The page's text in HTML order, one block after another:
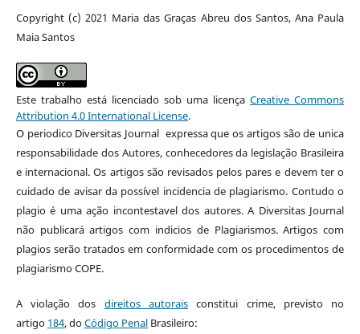
Copyright (c) 2021 Maria das Graças Abreu dos Santos, Ana Paula
Maia Santos
Este trabalho está licenciado sob uma licençaCreative Commons
Attribution 4.0 International License.
O periodico Diversitas Journal expressa que os artigos são de unica
responsabilidade dos Autores, conhecedores da legislação Brasileira
e internacional. Os artigos são revisados pelos pares e devem ter o
cuidado de avisar da possível incidencia de plagiarismo. Contudo o
plagio é uma ação incontestavel dos autores. A Diversitas Journal
não publicará artigos com indicios de Plagiarismos. Artigos com
plagios serão tratados em conformidade com os procedimentos de
plagiarismo COPE.
A violação dos direitos autorais constitui crime, previsto no
artigo 184, doCódigo PenalBrasileiro: